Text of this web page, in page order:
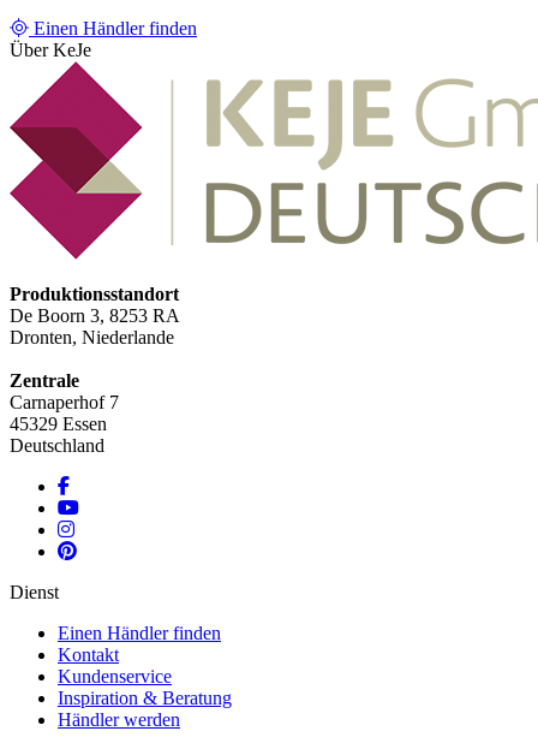
Einen Händler finden
Über KeJe
Produktionsstandort
De Boorn 3, 8253 RA
Dronten, Niederlande
Zentrale
Carnaperhof 7
45329 Essen
Deutschland
Dienst
Einen Händler finden
Kontakt
Kundenservice
Inspiration & Beratung
Händler werden